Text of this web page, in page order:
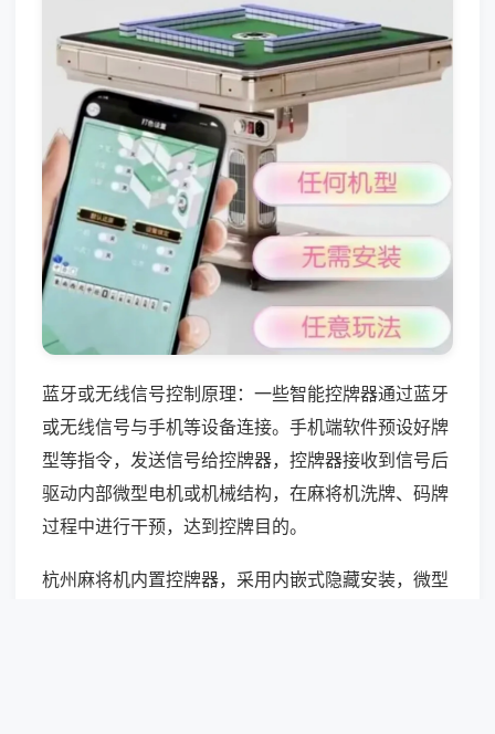
蓝牙或无线信号控制原理：一些智能控牌器通过蓝牙
或无线信号与手机等设备连接。手机端软件预设好牌
型等指令，发送信号给控牌器，控牌器接收到信号后
驱动内部微型电机或机械结构，在麻将机洗牌、码牌
过程中进行干预，达到控牌目的。
杭州麻将机内置控牌器，采用内嵌式隐藏安装，微型